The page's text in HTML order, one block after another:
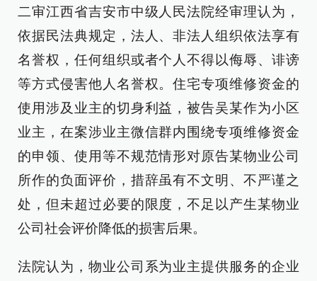
二审江西省吉安市中级人民法院经审理认为，
依据民法典规定，法人、非法人组织依法享有
名誉权，任何组织或者个人不得以侮辱、诽谤
等方式侵害他人名誉权。住宅专项维修资金的
使用涉及业主的切身利益，被告吴某作为小区
业主，在案涉业主微信群内围绕专项维修资金
的申领、使用等不规范情形对原告某物业公司
所作的负面评价，措辞虽有不文明、不严谨之
处，但未超过必要的限度，不足以产生某物业
公司社会评价降低的损害后果。
法院认为，物业公司系为业主提供服务的企业